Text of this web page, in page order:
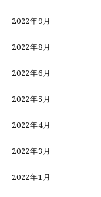
2022年9月
2022年8月
2022年6月
2022年5月
2022年4月
2022年3月
2022年1月